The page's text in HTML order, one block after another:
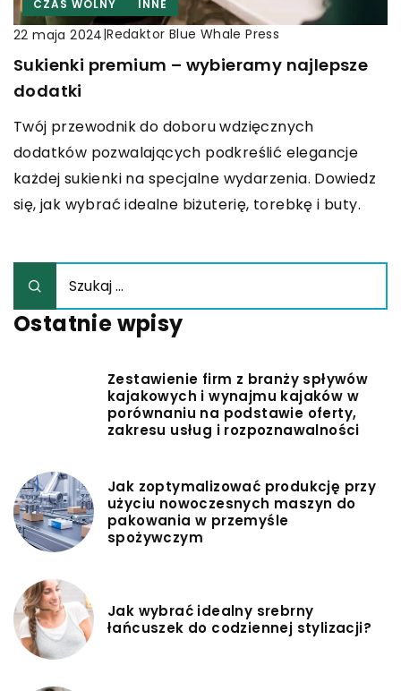
CZAS WOLNY INNE
22 maja 2024|Redaktor Blue Whale Press
Sukienki premium – wybieramy najlepsze
dodatki
Twój przewodnik do doboru wdzięcznych
dodatków pozwalających podkreślić elegancje
każdej sukienki na specjalne wydarzenia. Dowiedz
się, jak wybrać idealne biżuterię, torebkę i buty.
Ostatnie wpisy
Zestawienie firm z branży spływów
kajakowych i wynajmu kajaków w
porównaniu na podstawie oferty,
zakresu usług i rozpoznawalności
Jak zoptymalizować produkcję przy
użyciu nowoczesnych maszyn do
pakowania w przemyśle
spożywczym
Jak wybrać idealny srebrny
łańcuszek do codziennej stylizacji?